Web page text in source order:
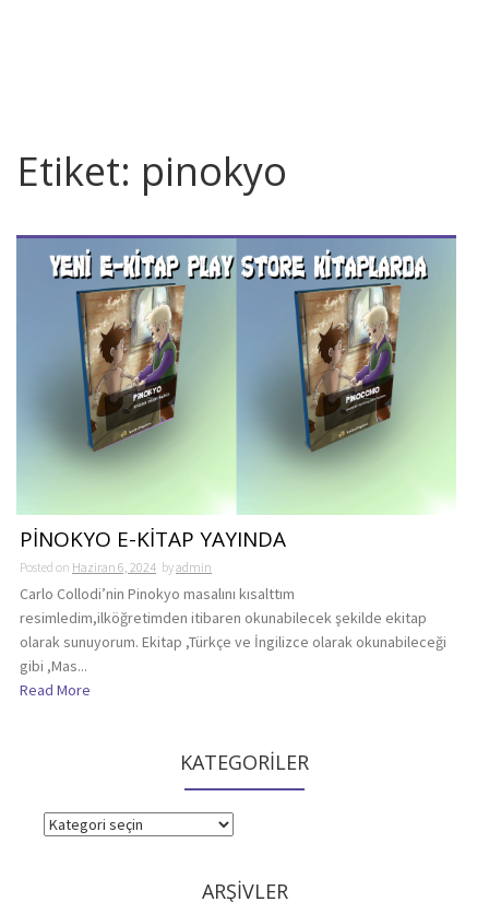
Etiket: pinokyo
PİNOKYO E-KİTAP YAYINDA
Posted on Haziran 6, 2024 byadmin
Carlo Collodi’nin Pinokyo masalını kısalttım
resimledim,ilköğretimden itibaren okunabilecek şekilde ekitap
olarak sunuyorum. Ekitap ,Türkçe ve İngilizce olarak okunabileceği
gibi ,Mas...
Read More
KATEGORİLER
KATEGORİLER
ARŞİVLER